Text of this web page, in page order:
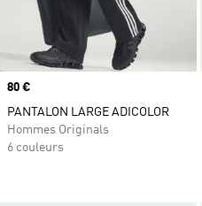
Prix
80 €
PANTALON LARGE ADICOLOR
Hommes Originals
6 couleurs